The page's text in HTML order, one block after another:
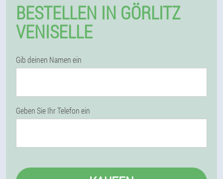
BESTELLEN IN GÖRLITZ
VENISELLE
Gib deinen Namen ein
Geben Sie Ihr Telefon ein